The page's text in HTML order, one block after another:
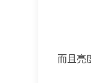
而且亮